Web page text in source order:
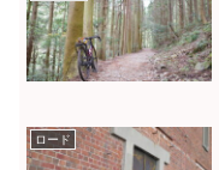
ロード